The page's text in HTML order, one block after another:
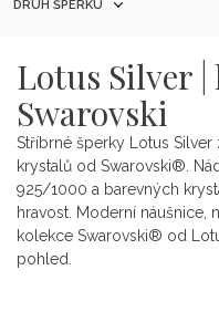
DRUH ŠPERKU
Lotus Silver |
Swarovski
Stříbrné šperky Lotus
krystalů od Swarovski®.
925/1000 a barevných
hravost. Moderní náušnice,
kolekce Swarovski® od
pohled.